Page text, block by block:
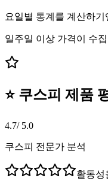
요일별 통계를 계산하
일주일 이상 가격이 수
⭐ 쿠스피 제품
4.7/ 5.0
쿠스피 전문가 분석
활동성